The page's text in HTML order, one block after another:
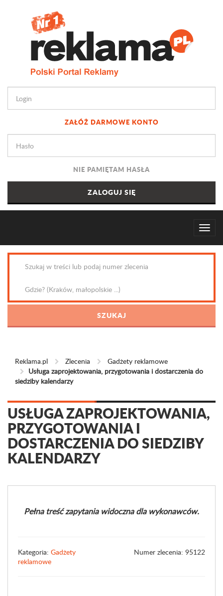
ZAŁÓŻ DARMOWE KONTO
NIE PAMIĘTAM HASŁA
Reklama.pl Zlecenia
Gadżety reklamowe
Usługa zaprojektowania, przygotowania i dostarczenia do
siedziby kalendarzy
USŁUGA ZAPROJEKTOWANIA,
PRZYGOTOWANIA I
DOSTARCZENIA DO SIEDZIBY
KALENDARZY
Pełna treść zapytania widoczna dla wykonawców.
Kategoria: Gadżety
reklamowe
Numer zlecenia: 95122